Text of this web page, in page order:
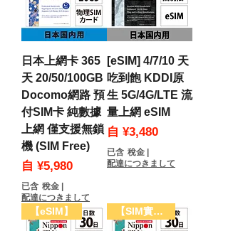
日本上網卡 365
天 20/50/100GB
Docomo網路 預
付SIM卡 純數據
上網 僅支援無鎖
機 (SIM Free)
自 ¥5,980
促銷價格
已含 稅金
配達につきまして
[eSIM] 4/7/10 天
吃到飽 KDDI原
生 5G/4G/LTE 流
量上網 eSIM
自 ¥3,480
促銷價格
已含 稅金
配達につきまして
【eSIM】 【SIM實體卡】